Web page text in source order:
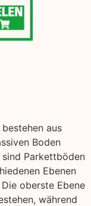
aus
Boden
Parkettböden
Ebenen
oberste Ebene
während